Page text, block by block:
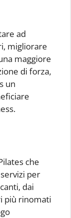
ad
migliorare
maggiore
di forza,
un
che
per
dai
più rinomati